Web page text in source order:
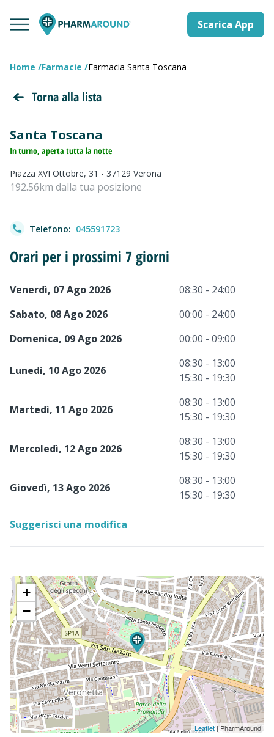
Scarica App
Home Farmacie Farmacia Santa Toscana
Torna alla lista
Santa Toscana
In turno, aperta tutta la notte
Piazza XVI Ottobre, 31 - 37129 Verona
192.56km dalla tua posizione
Telefono: 045591723
Orari per i prossimi 7 giorni
Venerdì, 07 Ago 2026
08:30 - 24:00
Sabato, 08 Ago 2026
00:00 - 24:00
Domenica, 09 Ago 2026
00:00 - 09:00
Lunedì, 10 Ago 2026
08:30 - 13:00
15:30 - 19:30
Martedì, 11 Ago 2026
08:30 - 13:00
15:30 - 19:30
Mercoledì, 12 Ago 2026
08:30 - 13:00
15:30 - 19:30
Giovedì, 13 Ago 2026
08:30 - 13:00
15:30 - 19:30
Suggerisci una modifica
+
−
Leaflet | PharmAround